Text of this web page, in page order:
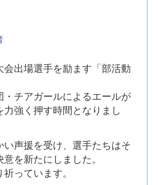
出場選手を励ます「部活動
チアガールによるエールが
強く押す時間となりまし
声援を受け、選手たちはそ
を新たにしました。
っています。